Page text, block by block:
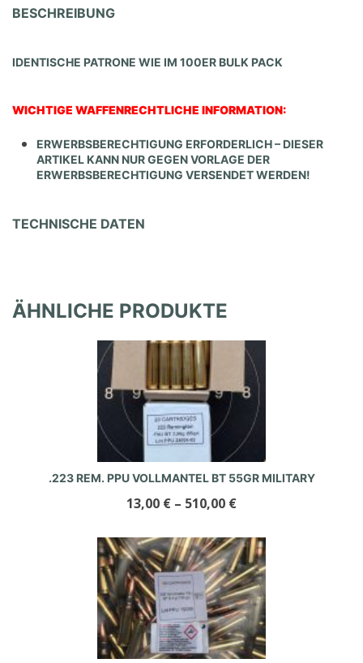
BESCHREIBUNG
IDENTISCHE PATRONE WIE IM 100ER BULK PACK
WICHTIGE WAFFENRECHTLICHE INFORMATION:
ERWERBSBERECHTIGUNG ERFORDERLICH – DIESER
ARTIKEL KANN NUR GEGEN VORLAGE DER
ERWERBSBERECHTIGUNG VERSENDET WERDEN!
TECHNISCHE DATEN
ÄHNLICHE PRODUKTE
.223 REM. PPU VOLLMANTEL BT 55GR MILITARY
13,00 € – 510,00 €